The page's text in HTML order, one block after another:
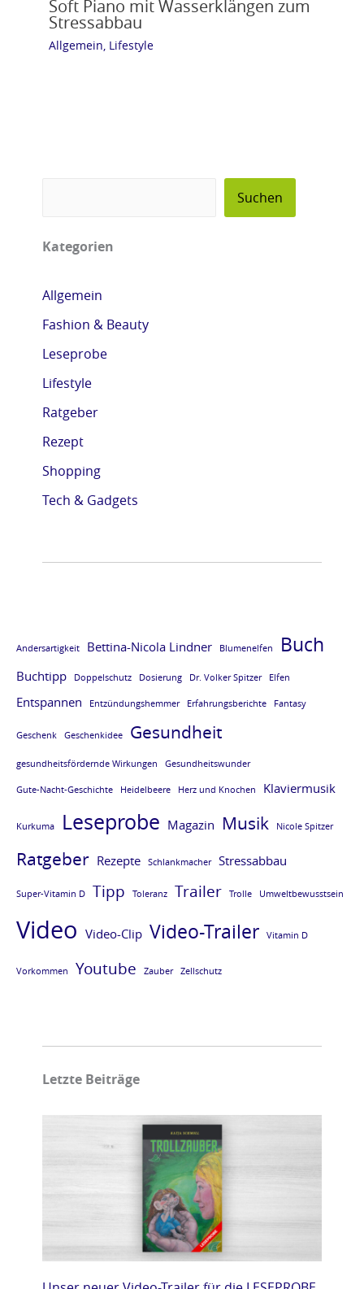
Soft Piano mit Wasserklängen zum
Stressabbau
Allgemein, Lifestyle
Suchen
Kategorien
Allgemein
Fashion & Beauty
Leseprobe
Lifestyle
Ratgeber
Rezept
Shopping
Tech & Gadgets
Andersartigkeit Bettina-Nicola Lindner Blumenelfen Buch
Buchtipp Doppelschutz Dosierung Dr. Volker Spitzer Elfen
Entspannen Entzündungshemmer Erfahrungsberichte Fantasy
Geschenk Geschenkidee Gesundheit
gesundheitsfördernde Wirkungen Gesundheitswunder
Gute-Nacht-Geschichte Heidelbeere Herz und Knochen Klaviermusik
Kurkuma Leseprobe Magazin Musik Nicole Spitzer
Ratgeber Rezepte Schlankmacher Stressabbau
Super-Vitamin D Tipp Toleranz Trailer Trolle Umweltbewusstsein
Video Video-Clip Video-Trailer Vitamin D
Vorkommen Youtube Zauber Zellschutz
Letzte Beiträge